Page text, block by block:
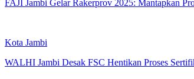
FAJI Jambi Gelar Rakerprov 2025: Mantapkan
Kota Jambi
WALHI Jambi Desak FSC Hentikan Proses